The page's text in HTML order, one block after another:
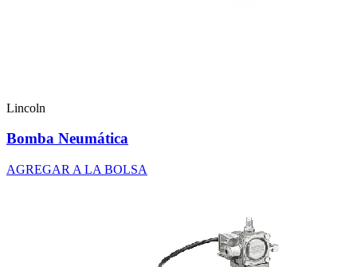
Lincoln
Bomba Neumática
AGREGAR A LA BOLSA